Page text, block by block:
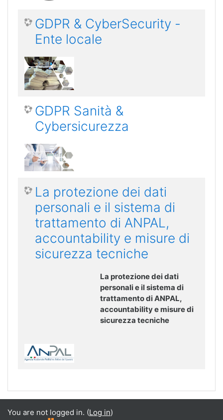
GDPR & CyberSecurity -
Ente locale
GDPR Sanità &
Cybersicurezza
La protezione dei dati
personali e il sistema di
trattamento di ANPAL,
accountability e misure di
sicurezza tecniche
La protezione dei dati
personali e il sistema di
trattamento di ANPAL,
accountability e misure di
sicurezza tecniche
You are not logged in. (Log in)